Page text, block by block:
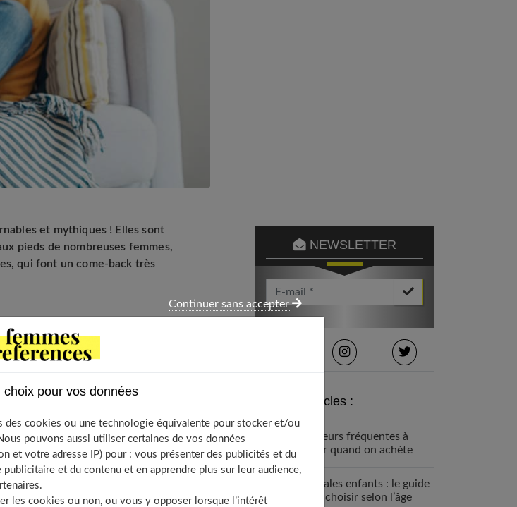
et mythiques ! Elles sont
pieds de nombreuses femmes,
qui font un come-back très
NEWSLETTER
Votre Email *
Derniers articles :
5 erreurs fréquentes à
éviter quand on achète
enfants
Sandales enfants : le guide
pour choisir selon l’âge
choix pour vos données
des cookies ou une technologie équivalente pour stocker et/ou
pouvons aussi utiliser certaines de vos données
et votre adresse IP) pour : vous présenter des publicités et du
et du contenu et en apprendre plus sur leur audience,
les cookies ou non, ou vous y opposer lorsque l’intérêt
Continuer sans accepter